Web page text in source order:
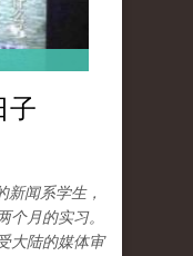
子
新闻系学生，
个月的实习。
大陆的媒体审